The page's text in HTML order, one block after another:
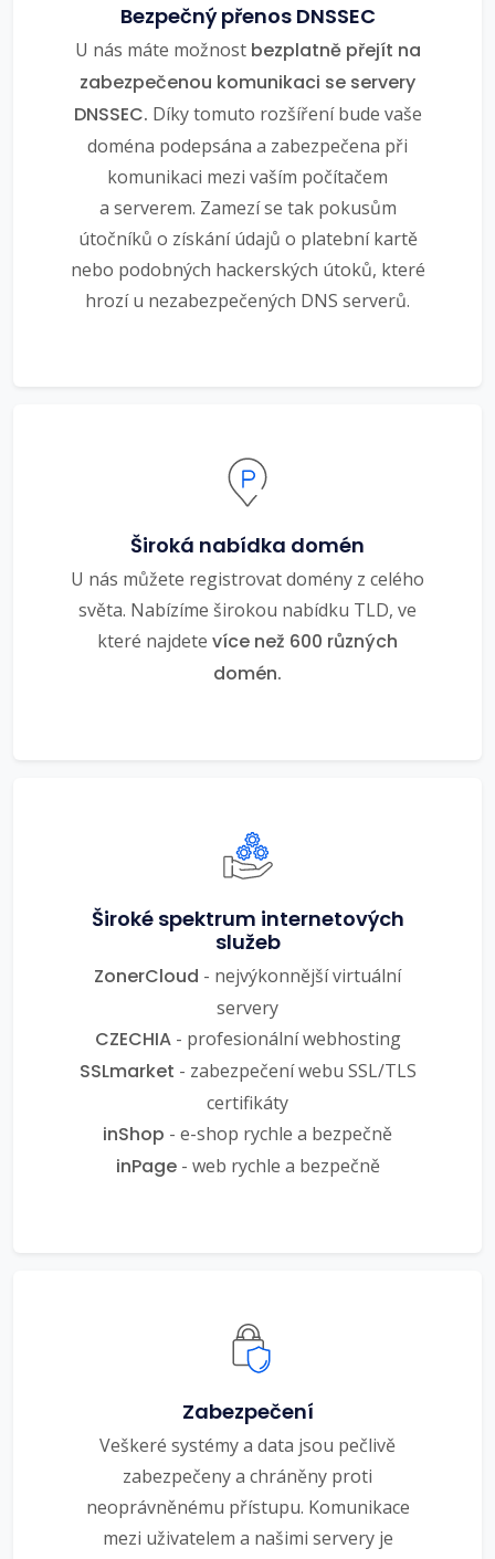
Bezpečný přenos DNSSEC
U nás máte možnost bezplatně přejít na
zabezpečenou komunikaci se servery
DNSSEC. Díky tomuto rozšíření bude vaše
doména podepsána a zabezpečena při
komunikaci mezi vaším počítačem
a serverem. Zamezí se tak pokusům
útočníků o získání údajů o platební kartě
nebo podobných hackerských útoků, které
hrozí u nezabezpečených DNS serverů.
Široká nabídka domén
U nás můžete registrovat domény z celého
světa. Nabízíme širokou nabídku TLD, ve
které najdete více než 600 různých
domén.
Široké spektrum internetových
služeb
ZonerCloud - nejvýkonnější virtuální
servery
CZECHIA- profesionální webhosting
SSLmarket - zabezpečení webu SSL/TLS
certifikáty
inShop - e-shop rychle a bezpečně
inPage- web rychle a bezpečně
Zabezpečení
Veškeré systémy a data jsou pečlivě
zabezpečeny a chráněny proti
neoprávněnému přístupu. Komunikace
mezi uživatelem a našimi servery je